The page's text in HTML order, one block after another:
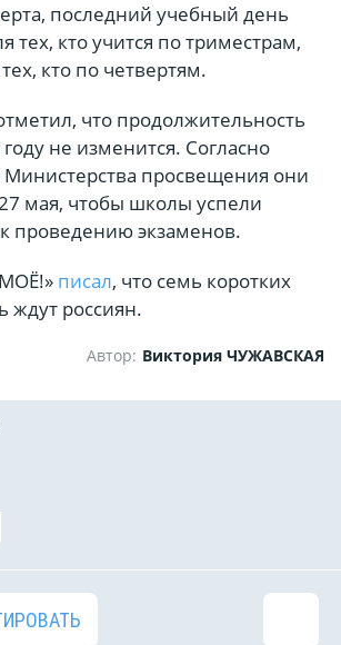
последний учебный день
тех, кто учится по триместрам,
кто по четвертям.
что продолжительность
не изменится. Согласно
просвещения они
мая, чтобы школы успели
проведению экзаменов.
писал, что семь коротких
ждут россиян.
Автор: Виктория ЧУЖАВСКАЯ